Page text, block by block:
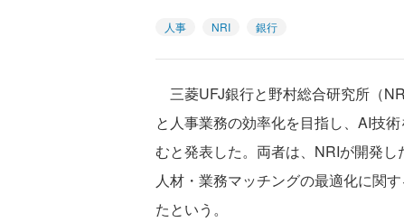
人事 NRI 銀行
三菱UFJ銀行と野村総合研究所（
と人事業務の効率化を目指し、AI技
むと発表した。両者は、NRIが開発し
人材・業務マッチングの最適化に関
たという。